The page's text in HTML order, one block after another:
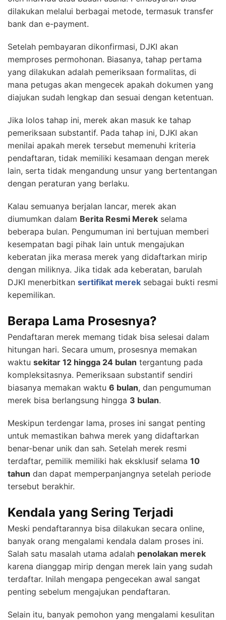
dilakukan melalui berbagai metode, termasuk transfer
bank dan e-payment.
Setelah pembayaran dikonfirmasi, DJKI akan
memproses permohonan. Biasanya, tahap pertama
yang dilakukan adalah pemeriksaan formalitas, di
mana petugas akan mengecek apakah dokumen yang
diajukan sudah lengkap dan sesuai dengan ketentuan.
Jika lolos tahap ini, merek akan masuk ke tahap
pemeriksaan substantif. Pada tahap ini, DJKI akan
menilai apakah merek tersebut memenuhi kriteria
pendaftaran, tidak memiliki kesamaan dengan merek
lain, serta tidak mengandung unsur yang bertentangan
dengan peraturan yang berlaku.
Kalau semuanya berjalan lancar, merek akan
diumumkan dalam Berita Resmi Merek selama
beberapa bulan. Pengumuman ini bertujuan memberi
kesempatan bagi pihak lain untuk mengajukan
keberatan jika merasa merek yang didaftarkan mirip
dengan miliknya. Jika tidak ada keberatan, barulah
DJKI menerbitkan sertifikat merek sebagai bukti resmi
kepemilikan.
Berapa Lama Prosesnya?
Pendaftaran merek memang tidak bisa selesai dalam
hitungan hari. Secara umum, prosesnya memakan
waktu sekitar 12 hingga 24 bulan tergantung pada
kompleksitasnya. Pemeriksaan substantif sendiri
biasanya memakan waktu 6 bulan, dan pengumuman
merek bisa berlangsung hingga 3 bulan.
Meskipun terdengar lama, proses ini sangat penting
untuk memastikan bahwa merek yang didaftarkan
benar-benar unik dan sah. Setelah merek resmi
terdaftar, pemilik memiliki hak eksklusif selama 10
tahun dan dapat memperpanjangnya setelah periode
tersebut berakhir.
Kendala yang Sering Terjadi
Meski pendaftarannya bisa dilakukan secara online,
banyak orang mengalami kendala dalam proses ini.
Salah satu masalah utama adalah penolakan merek
karena dianggap mirip dengan merek lain yang sudah
terdaftar. Inilah mengapa pengecekan awal sangat
penting sebelum mengajukan pendaftaran.
Selain itu, banyak pemohon yang mengalami kesulitan